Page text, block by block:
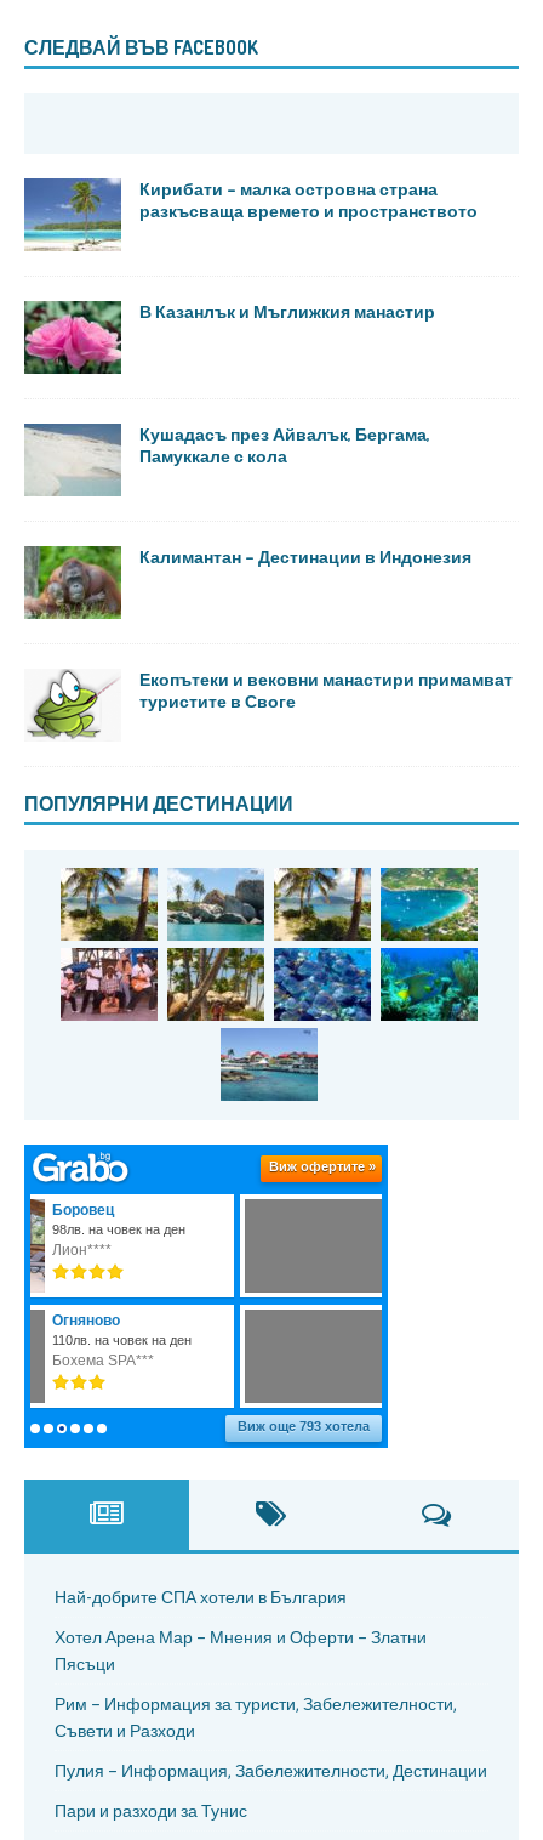
СЛЕДВАЙ ВЪВ FACEBOOK
Кирибати – малка островна страна
разкъсваща времето и пространството
В Казанлък и Мъглижкия манастир
Кушадасъ през Айвалък, Бергама,
Памуккале с кола
Калимантан – Дестинации в Индонезия
Екопътеки и вековни манастири примамват
туристите в Своге
ПОПУЛЯРНИ ДЕСТИНАЦИИ
Най-добрите СПА хотели в България
Хотел Арена Мар – Мнения и Оферти – Златни
Пясъци
Рим – Информация за туристи, Забележителности,
Съвети и Разходи
Пулия – Информация, Забележителности, Дестинации
Пари и разходи за Тунис